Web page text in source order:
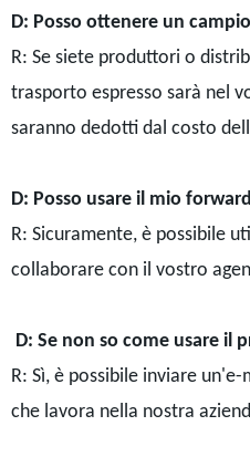
D: Posso ottenere un
R: Se siete produttori o
trasporto espresso sarà nel
saranno dedotti dal costo
D: Posso usare il mio
R: Sicuramente, è possibile
collaborare con il vostro
D: Se non so come usare il
R: Sì, è possibile inviare
che lavora nella nostra